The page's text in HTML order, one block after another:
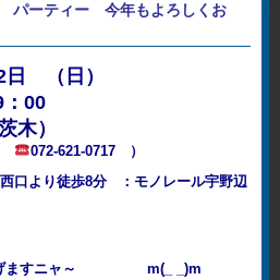
ーティー 今年もよろしくお
（日）
00
）
072-621-0717 ）
より徒歩8分 ：モノレール宇野辺
上げますニャ～ m(_ _)m